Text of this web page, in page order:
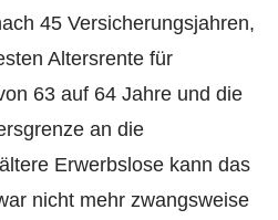
45 Versicherungsjahren,
Altersrente für
63 auf 64 Jahre und die
an die
Erwerbslose kann das
nicht mehr zwangsweise